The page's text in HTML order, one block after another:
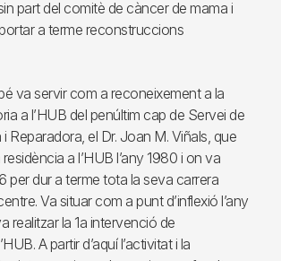
part del comitè de càncer de mama i
a terme reconstruccions
va servir com a reconeixement a la
a l’HUB del penúltim cap de Servei de
i Reparadora, el Dr. Joan M. Viñals, que
a l’HUB l’any 1980 i on va
per dur a terme tota la seva carrera
Va situar com a punt d’inflexió l’any
realitzar la 1a intervenció de
A partir d’aquí l’activitat i la